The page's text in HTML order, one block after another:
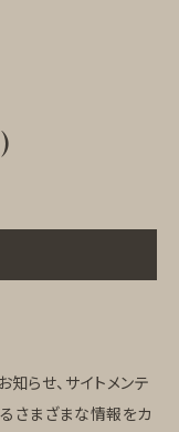
知らせ、サイトメンテ
さまざまな情報をカ